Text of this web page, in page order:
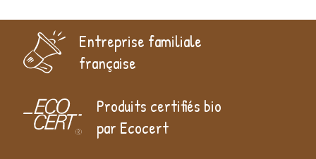
Entreprise familiale
française
Produits certifiés bio
par Ecocert